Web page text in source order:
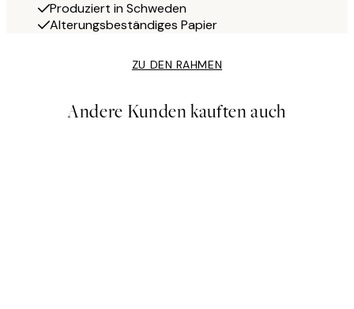
Produziert in Schweden
Alterungsbeständiges Papier
ZU DEN RAHMEN
Andere Kunden kauften auch